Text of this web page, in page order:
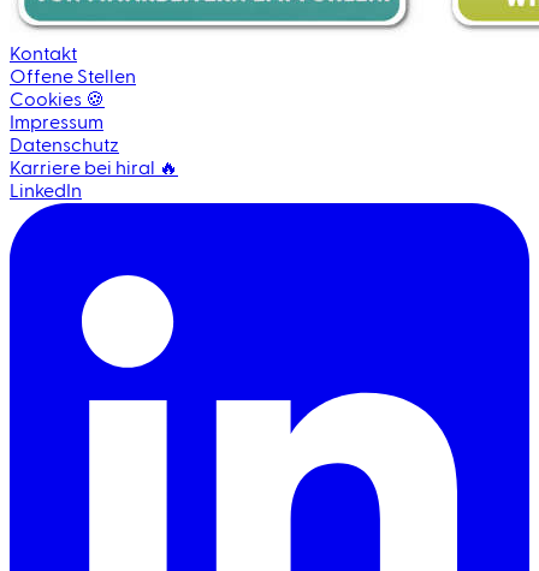
Kontakt
Offene Stellen
Cookies 🍪
Impressum
Datenschutz
Karriere bei hiral 🔥
LinkedIn